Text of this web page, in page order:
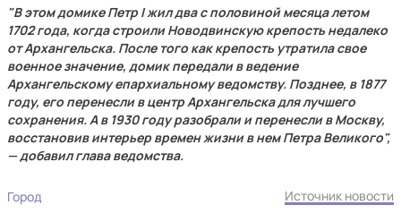
"В этом домике Петр I жил два с половиной месяца летом
1702 года, когда строили Новодвинскую крепость недалеко
от Архангельска. После того как крепость утратила свое
военное значение, домик передали в ведение
Архангельскому епархиальному ведомству. Позднее, в 1877
году, его перенесли в центр Архангельска для лучшего
сохранения. А в 1930 году разобрали и перенесли в Москву,
восстановив интерьер времен жизни в нем Петра Великого",
— добавил глава ведомства.
Город Источник новости